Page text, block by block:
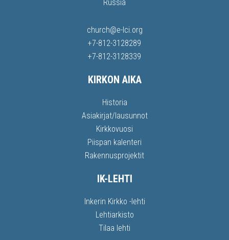
Russia
church@e-lci.org
+7-812-3128289
+7-812-3128339
KIRKON AIKA
Historia
Asiakirjat/lausunnot
Kirkkovuosi
Piispan kalenteri
Rakennusprojektit
IK-LEHTI
Inkerin Kirkko -lehti
Lehtiarkisto
Tilaa lehti